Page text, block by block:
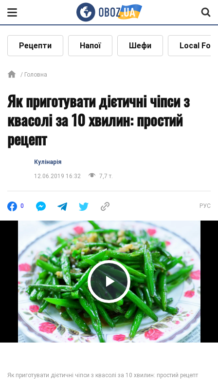
Рецепти Напої Шефи Local
Головна
Як приготувати дієтичні чіпси з
квасолі за 10 хвилин: простий
рецепт
Кулінарія
12.06.2019 16:32 7,7 т.
0 РУС
Play Video